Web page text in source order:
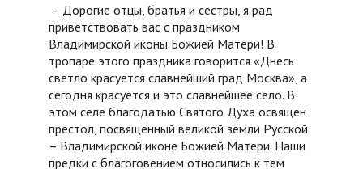
– Дорогие отцы, братья и сестры, я рад
приветствовать вас с праздником
Владимирской иконы Божией Матери! В
тропаре этого праздника говорится «Днесь
светло красуется славнейший град Москва», а
сегодня красуется и это славнейшее село. В
этом селе благодатью Святого Духа освящен
престол, посвященный великой земли Русской
– Владимирской иконе Божией Матери. Наши
предки с благоговением относились к тем